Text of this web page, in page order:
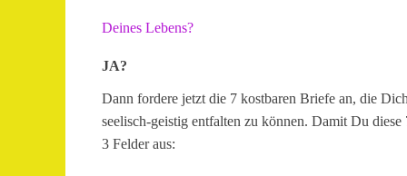
Deines Lebens?
JA?
Dann fordere jetzt die 7 kostbaren Briefe an, die
seelisch-geistig entfalten zu können. Damit Du
3 Felder aus: